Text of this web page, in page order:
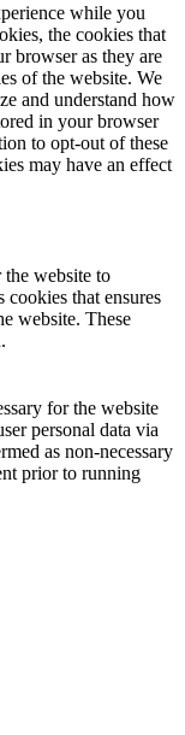
while you
the cookies that
browser as they are
of the website. We
and understand how
in your browser
to opt-out of these
may have an effect
the website to
that ensures
website. These
for the website
personal data via
as non-necessary
prior to running